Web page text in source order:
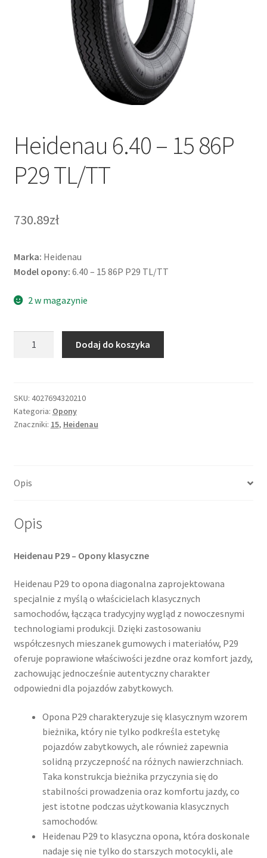
Heidenau 6.40 – 15 86P
P29 TL/TT
730.89zł
Marka: Heidenau
Model opony: 6.40 – 15 86P P29 TL/TT
2 w magazynie
15
86P
P29
Dodaj do koszyka
SKU: 4027694320210
Kategoria: Opony
Znaczniki: 15, Heidenau
Opis
Opis
Heidenau P29 – Opony klasyczne
Heidenau P29 to opona diagonalna zaprojektowana
specjalnie z myślą o właścicielach klasycznych
samochodów, łącząca tradycyjny wygląd z nowoczesnymi
technologiami produkcji. Dzięki zastosowaniu
współczesnych mieszanek gumowych i materiałów, P29
oferuje poprawione właściwości jezdne oraz komfort jazdy,
zachowując jednocześnie autentyczny charakter
odpowiedni dla pojazdów zabytkowych.
Opona P29 charakteryzuje się klasycznym wzorem
bieżnika, który nie tylko podkreśla estetykę
pojazdów zabytkowych, ale również zapewnia
solidną przyczepność na różnych nawierzchniach.
Taka konstrukcja bieżnika przyczynia się do
stabilności prowadzenia oraz komfortu jazdy, co
jest istotne podczas użytkowania klasycznych
samochodów.​
Heidenau P29 to klasyczna opona, która doskonale
nadaje się nie tylko do starszych motocykli, ale